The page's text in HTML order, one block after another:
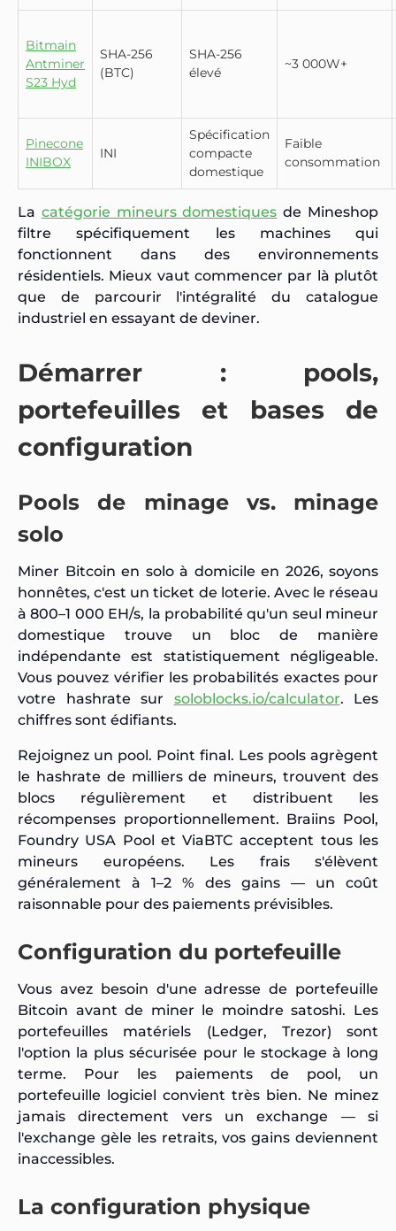
Bitmain
Antminer
S23 Hyd
SHA-256
(BTC)
SHA-256
élevé
~3 000W+
Pinecone
INIBOX
INI
Spécification
compacte
domestique
Faible
consommation
La catégorie mineurs domestiques de Mineshop
filtre spécifiquement les machines qui
fonctionnent dans des environnements
résidentiels. Mieux vaut commencer par là plutôt
que de parcourir l'intégralité du catalogue
industriel en essayant de deviner.
Démarrer : pools,
portefeuilles et bases de
configuration
Pools de minage vs. minage
solo
Miner Bitcoin en solo à domicile en 2026, soyons
honnêtes, c'est un ticket de loterie. Avec le réseau
à 800–1 000 EH/s, la probabilité qu'un seul mineur
domestique trouve un bloc de manière
indépendante est statistiquement négligeable.
Vous pouvez vérifier les probabilités exactes pour
votre hashrate sur soloblocks.io/calculator. Les
chiffres sont édifiants.
Rejoignez un pool. Point final. Les pools agrègent
le hashrate de milliers de mineurs, trouvent des
blocs régulièrement et distribuent les
récompenses proportionnellement. Braiins Pool,
Foundry USA Pool et ViaBTC acceptent tous les
mineurs européens. Les frais s'élèvent
généralement à 1–2 % des gains — un coût
raisonnable pour des paiements prévisibles.
Configuration du portefeuille
Vous avez besoin d'une adresse de portefeuille
Bitcoin avant de miner le moindre satoshi. Les
portefeuilles matériels (Ledger, Trezor) sont
l'option la plus sécurisée pour le stockage à long
terme. Pour les paiements de pool, un
portefeuille logiciel convient très bien. Ne minez
jamais directement vers un exchange — si
l'exchange gèle les retraits, vos gains deviennent
inaccessibles.
La configuration physique